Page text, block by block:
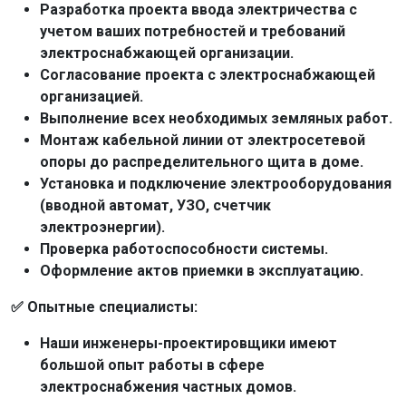
Разработка проекта ввода электричества с
учетом ваших потребностей и требований
электроснабжающей организации.
Согласование проекта с электроснабжающей
организацией.
Выполнение всех необходимых земляных работ.
Монтаж кабельной линии от электросетевой
опоры до распределительного щита в доме.
Установка и подключение электрооборудования
(вводной автомат, УЗО, счетчик
электроэнергии).
Проверка работоспособности системы.
Оформление актов приемки в эксплуатацию.
✅ Опытные специалисты:
Наши инженеры-проектировщики имеют
большой опыт работы в сфере
электроснабжения частных домов.